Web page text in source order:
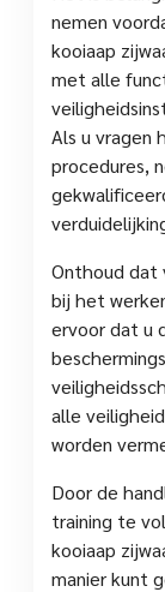
nemen
kooiaap
met alle
Als u
procedures,
Onthoud dat
bij het
ervoor dat u
alle
worden
Door de
training te
kooiaap
manier kunt